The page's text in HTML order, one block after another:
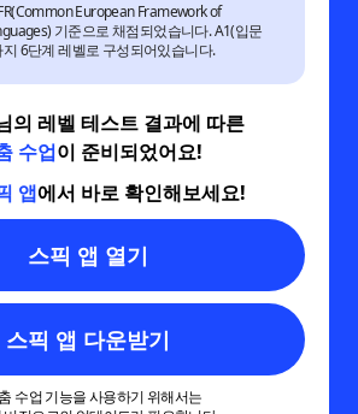
European Framework of
기준으로 채점되었습니다. A1(입문
6단계 레벨로 구성되어있습니다.
의 레벨 테스트 결과에 따른
수업이 준비되었어요!
앱에서 바로 확인해보세요!
스픽 앱 열기
스픽 앱 다운받기
수업 기능을 사용하기 위해서는